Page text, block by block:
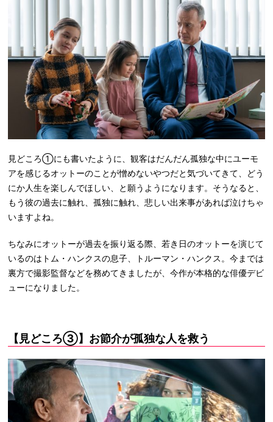
見どころ①にも書いたように、観客はだんだん孤独な中にユーモ
アを感じるオットーのことが憎めないやつだと気づいてきて、どう
にか人生を楽しんでほしい、と願うようになります。そうなると、
もう彼の過去に触れ、孤独に触れ、悲しい出来事があれば泣けちゃ
いますよね。
ちなみにオットーが過去を振り返る際、若き日のオットーを演じて
いるのはトム・ハンクスの息子、トルーマン・ハンクス。今までは
裏方で撮影監督などを務めてきましたが、今作が本格的な俳優デビ
ューになりました。
【見どころ③】お節介が孤独な人を救う